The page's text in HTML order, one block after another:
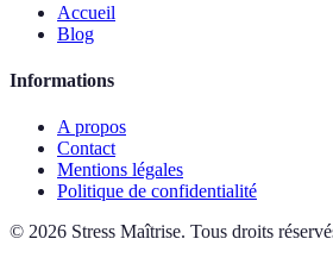
Accueil
Blog
Informations
A propos
Contact
Mentions légales
Politique de confidentialité
© 2026 Stress Maîtrise. Tous droits